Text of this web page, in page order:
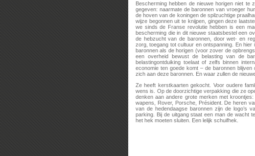
Bescherming hebben de nieuwe horigen niet
gegeven: naarmate de baronnen van vroeger
de hoven van de koningen de spilzuchtige
wijze begonnen uit te knijpen, gingen deze
we sinds de Franse revolutie hebben is een
bescherming die in dit nieuwe staatsbestel een
de hebzucht van de baronnen, door wet- en
zorg, toegang tot cultuur en ontspanning. En
baronnen als de horigen (voor zover de
een overheid bewust de belasting van de
belastingontduiking toelaat of zelfs binnen
economie ten goede komt – de baronnen
zich aan deze baronnen. En waar zullen de
Ze heeft kerstkaarten gekocht. Voor oudere
wens is. Op de doorzichtige verpakking die ze
denken aan andere grote merken met
wapens, Rover, Porsche, Président. De heren
van de hedendaagse baronnen zijn de logo’s
parking. Bij de uitgang staat een man de wacht
het hek moeten sluiten. Een lelijk schuifhek.